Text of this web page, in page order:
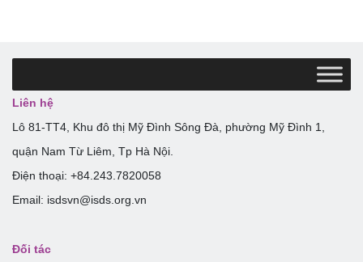
Liên hệ
Lô 81-TT4, Khu đô thị Mỹ Đình Sông Đà, phường Mỹ Đình 1,
quận Nam Từ Liêm, Tp Hà Nội.
Điện thoại: +84.243.7820058
Email: isdsvn@isds.org.vn
Đối tác